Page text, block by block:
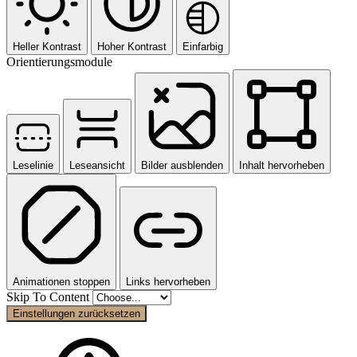
Heller Kontrast Hoher Kontrast Einfarbig
Orientierungsmodule
Leselinie Leseansicht Bilder ausblenden Inhalt hervorheben
Animationen stoppen Links hervorheben
Skip To Content
Einstellungen zurücksetzen